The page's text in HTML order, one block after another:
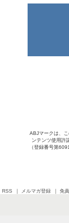
ABJマークは、
ンテンツ使用許
（登録番号第
RSS メルマガ登録 免